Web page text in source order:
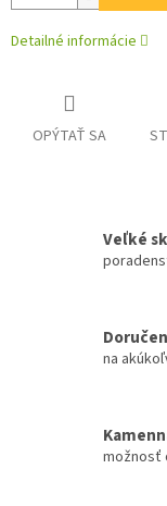
Detailné informácie
OPÝTAŤ SA
Veľké
na
možnosť